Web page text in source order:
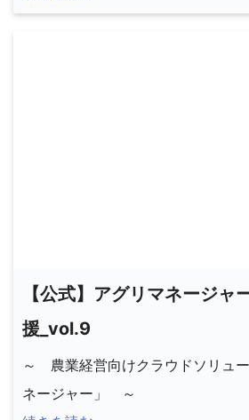
【公式】アグリマネージャ
援_vol.9
～ 農業経営向けクラウドソリュ
ネージャー」 ～